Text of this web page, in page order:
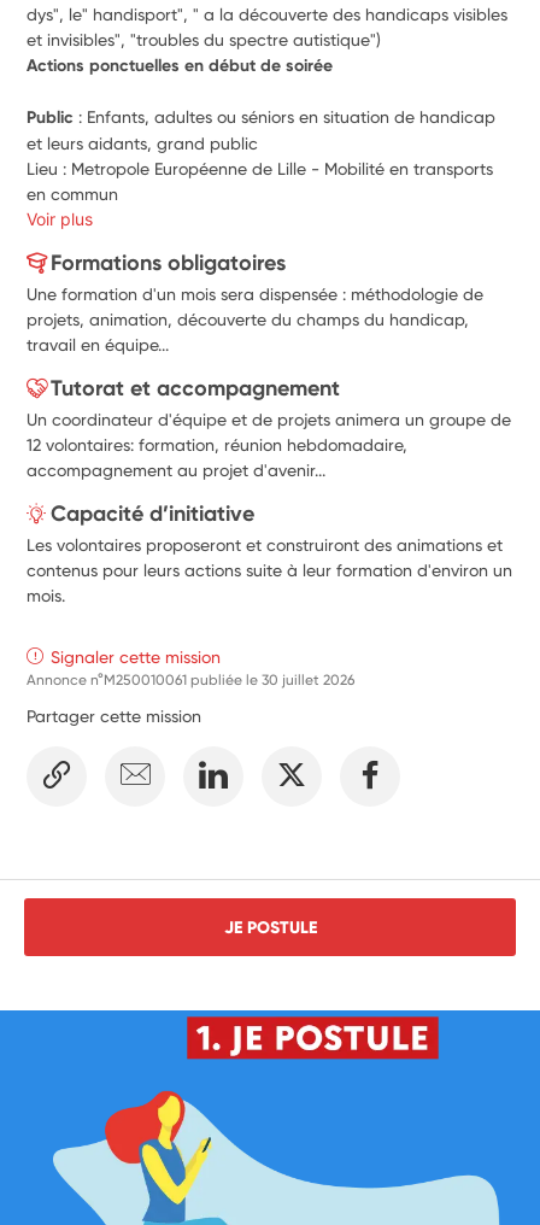
dys", le" handisport", " a la découverte des handicaps visibles
et invisibles", "troubles du spectre autistique")
Actions ponctuelles en début de soirée
Public : Enfants, adultes ou séniors en situation de handicap
et leurs aidants, grand public
Lieu : Metropole Européenne de Lille - Mobilité en transports
Voir plus
Formations obligatoires
Une formation d'un mois sera dispensée : méthodologie de
projets, animation, découverte du champs du handicap,
travail en équipe...
Tutorat et accompagnement
Un coordinateur d'équipe et de projets animera un groupe de
12 volontaires: formation, réunion hebdomadaire,
accompagnement au projet d'avenir...
Capacité d’initiative
Les volontaires proposeront et construiront des animations et
contenus pour leurs actions suite à leur formation d'environ un
mois.
Signaler cette mission
Annonce n°M250010061 publiée le30 juillet 2026
Partager cette mission
JE POSTULE